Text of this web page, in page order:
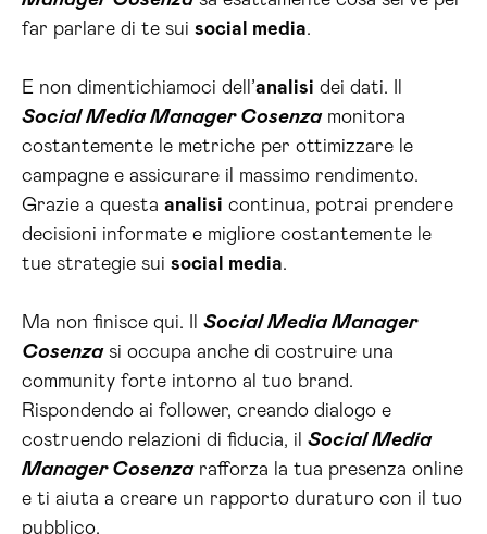
far parlare di te sui social media.
E non dimentichiamoci dell’analisi dei dati. Il
Social Media Manager Cosenzamonitora
costantemente le metriche per ottimizzare le
campagne e assicurare il massimo rendimento.
Grazie a questa analisi continua, potrai prendere
decisioni informate e migliore costantemente le
tue strategie sui social media.
Ma non finisce qui. Il Social Media Manager
Cosenzasi occupa anche di costruire una
community forte intorno al tuo brand.
Rispondendo ai follower, creando dialogo e
costruendo relazioni di fiducia, il Social Media
Manager Cosenzarafforza la tua presenza online
e ti aiuta a creare un rapporto duraturo con il tuo
pubblico.